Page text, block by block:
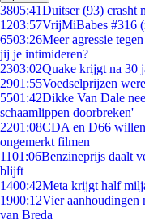
3805:41Duitser (93) crasht
1203:57VrijMiBabes #316
6503:26Meer agressie
jij je intimideren?
2303:02Quake krijgt na 30
2901:55Voedselprijzen
5501:42Dikke Van Dale
schaamlippen doorbreken'
2201:08CDA en D66
ongemerkt filmen
1101:06Benzineprijs daalt
blijft
1400:42Meta krijgt half
1900:12Vier aanhoudingen
van Breda